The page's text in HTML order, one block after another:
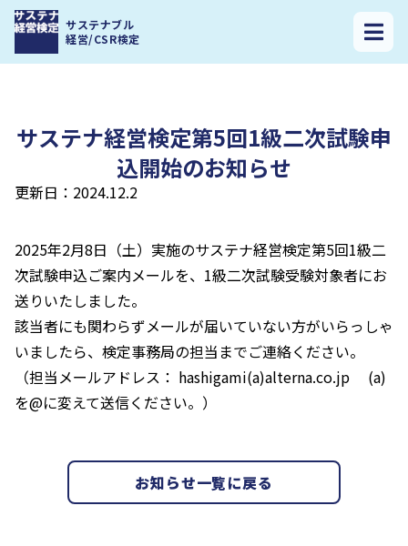
サステナブル
経営/CSR検定
サステナ経営検定トップ
サステナ経営検定第5回1級二次試験申込開始のお
知らせ
サステナ経営検定第5回1級二次試験申
込開始のお知らせ
更新日：2024.12.2
2025年2月8日（土）実施のサステナ経営検定第5回1級二
次試験申込ご案内メールを、1級二次試験受験対象者にお
送りいたしました。
該当者にも関わらずメールが届いていない方がいらっしゃ
いましたら、検定事務局の担当までご連絡ください。
（担当メールアドレス： hashigami(a)alterna.co.jp (a)
を@に変えて送信ください。）
お知らせ一覧に戻る